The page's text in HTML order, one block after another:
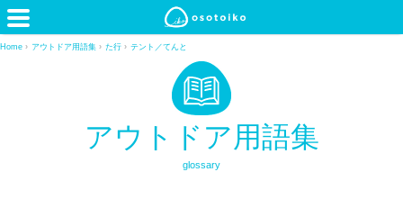
Home › アウトドア用語集 › た行 › テント／てんと
アウトドア用語集
glossary